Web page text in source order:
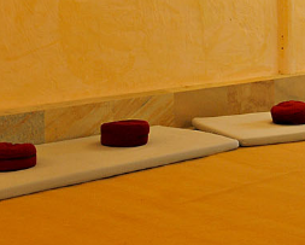
Yogaraum